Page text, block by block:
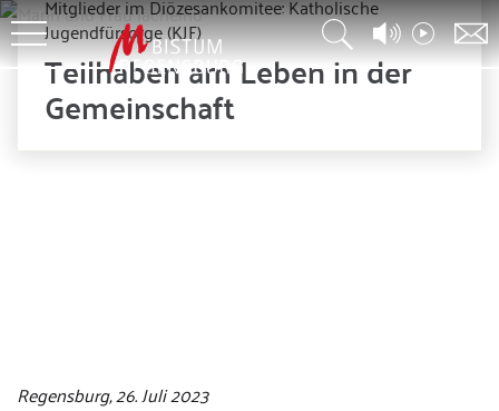
Mitglieder im Diözesankomitee: Katholische
Jugendfürsorge (KJF)
Teilhaben am Leben in der
Gemeinschaft
Regensburg, 26. Juli 2023